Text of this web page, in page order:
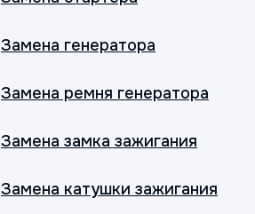
Замена генератора
Замена ремня генератора
Замена замка зажигания
Замена катушки зажигания